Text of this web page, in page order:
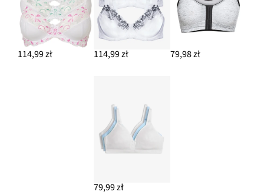
114,99 zł 114,99 zł 79,98 zł
79,99 zł